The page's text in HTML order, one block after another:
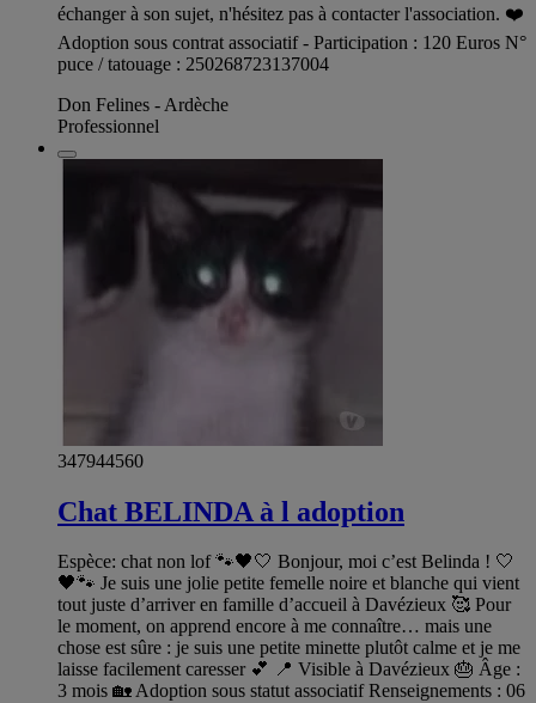
échanger à son sujet, n'hésitez pas à contacter l'association. ❤️
Adoption sous contrat associatif - Participation : 120 Euros N°
puce / tatouage : 250268723137004
Don Felines - Ardèche
Professionnel
347944560
Chat BELINDA à l adoption
Espèce: chat non lof 🐾🖤🤍 Bonjour, moi c’est Belinda ! 🤍
🖤🐾 Je suis une jolie petite femelle noire et blanche qui vient
tout juste d’arriver en famille d’accueil à Davézieux 🥰 Pour
le moment, on apprend encore à me connaître… mais une
chose est sûre : je suis une petite minette plutôt calme et je me
laisse facilement caresser 💕 📍 Visible à Davézieux 🎂 Âge :
3 mois 🏡 Adoption sous statut associatif Renseignements : 06